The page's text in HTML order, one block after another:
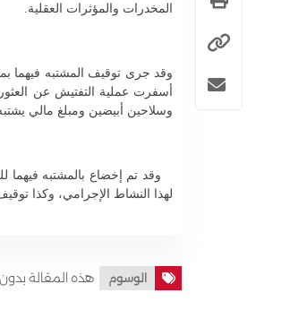
المخدرات والمؤثرات العقلية.
وقد جرى توقيف المشتبه فيهما
وسلاحين أبيضين ومبلغ مالي
وقد تم إخضاع بالمشتبه فيهما
لهذا النشاط الإجرامي، وكذا
الوسوم هذه المقالة